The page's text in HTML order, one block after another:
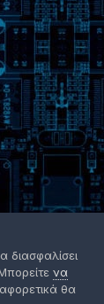
διασφαλίσει
να
θα